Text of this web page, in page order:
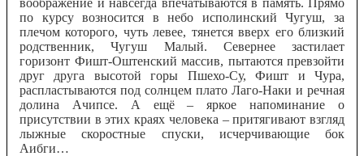
по курсу возносится в небо исполинский Чугуш, за
плечом которого, чуть левее, тянется вверх его близкий
родственник, Чугуш Малый. Севернее застилает
горизонт Фишт-Оштенский массив, пытаются превзойти
друг друга высотой горы Пшехо-Су, Фишт и Чура,
распластываются под солнцем плато Лаго-Наки и речная
долина Ачипсе. А ещё – яркое напоминание о
присутствии в этих краях человека – притягивают взгляд
лыжные скоростные спуски, исчерчивающие бок
Аибги…